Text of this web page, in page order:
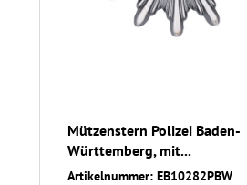
Mützenstern Polizei Baden-
Württemberg, mit...
Artikelnummer: EB10282PBW